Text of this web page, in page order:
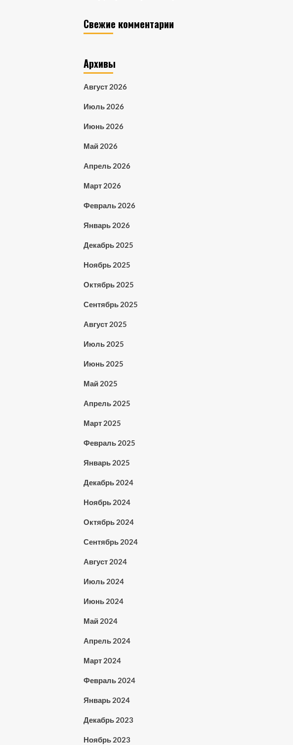
Свежие комментарии
Архивы
Август 2026
Июль 2026
Июнь 2026
Май 2026
Апрель 2026
Март 2026
Февраль 2026
Январь 2026
Декабрь 2025
Ноябрь 2025
Октябрь 2025
Сентябрь 2025
Август 2025
Июль 2025
Июнь 2025
Май 2025
Апрель 2025
Март 2025
Февраль 2025
Январь 2025
Декабрь 2024
Ноябрь 2024
Октябрь 2024
Сентябрь 2024
Август 2024
Июль 2024
Июнь 2024
Май 2024
Апрель 2024
Март 2024
Февраль 2024
Январь 2024
Декабрь 2023
Ноябрь 2023